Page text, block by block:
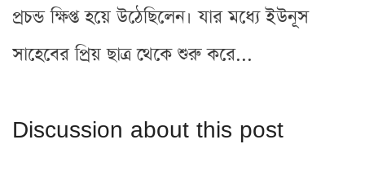
প্রচন্ড ক্ষিপ্ত হয়ে উঠেছিলেন। যার মধ্যে ইউনূস
সাহেবের প্রিয় ছাত্র থেকে শুরু করে...
Discussion about this post